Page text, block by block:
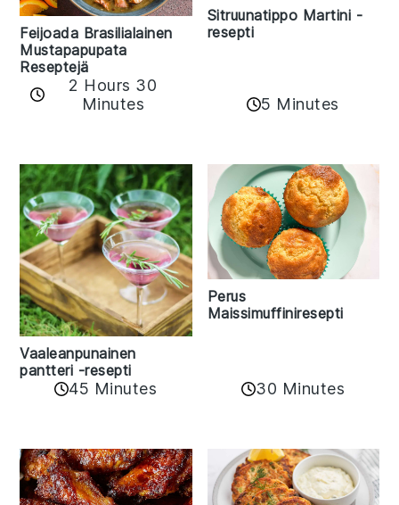
Feijoada Brasilialainen
Mustapapupata
Reseptejä
2 Hours 30
Minutes
Sitruunatippo Martini -
resepti
5 Minutes
Vaaleanpunainen
pantteri -resepti
45 Minutes
Perus
Maissimuffiniresepti
30 Minutes